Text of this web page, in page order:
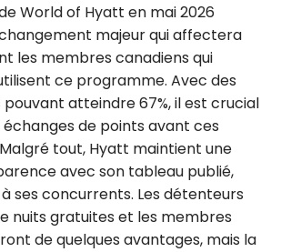
World of Hyatt en mai 2026
majeur qui affectera
les membres canadiens qui
ce programme. Avec des
atteindre 67%, il est crucial
de points avant ces
tout, Hyatt maintient une
avec son tableau publié,
ses concurrents. Les détenteurs
nuits gratuites et les membres
de quelques avantages, mais la